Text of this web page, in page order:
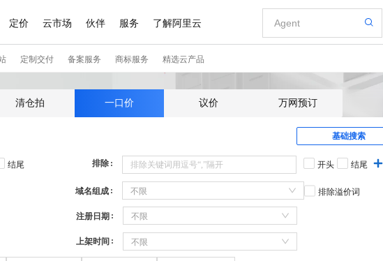
清仓拍 一口价 议价 万网预订
基础搜索
结尾 排除 开头 结尾
域名组成 不限 排除溢价词
注册日期 不限
上架时间 不限